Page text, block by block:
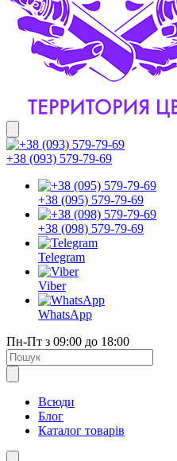
+38 (093) 579-79-69
+38 (095) 579-79-69
+38 (098) 579-79-69
Telegram
Viber
WhatsApp
Пн-Пт з 09:00 до 18:00
Всюди
Блог
Каталог товарів